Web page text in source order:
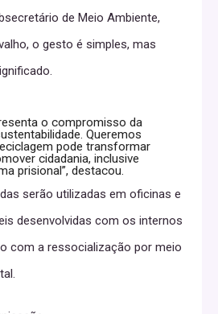
de Meio Ambiente,
o gesto é simples, mas
o compromisso da
Queremos
pode transformar
cidadania, inclusive
prisional”, destacou.
serão utilizadas em oficinas e
desenvolvidas com os internos
com a ressocialização por meio